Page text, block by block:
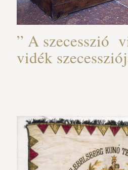
” A szecesszió
vidék